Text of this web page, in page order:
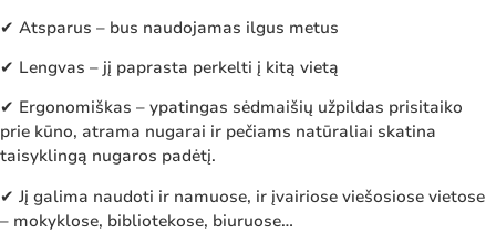
✔ Atsparus – bus naudojamas ilgus metus
✔ Lengvas – jį paprasta perkelti į kitą vietą
✔ Ergonomiškas – ypatingas sėdmaišių užpildas prisitaiko
prie kūno, atrama nugarai ir pečiams natūraliai skatina
taisyklingą nugaros padėtį.
✔ Jį galima naudoti ir namuose, ir įvairiose viešosiose vietose
– mokyklose, bibliotekose, biuruose…